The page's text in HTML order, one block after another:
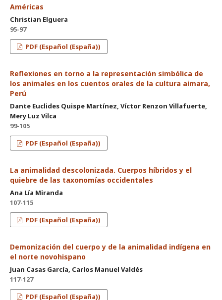
Américas
Christian Elguera
95-97
PDF (Español (España))
Reflexiones en torno a la representación simbólica de
los animales en los cuentos orales de la cultura aimara,
Perú
Dante Euclides Quispe Martínez, Víctor Renzon Villafuerte,
Mery Luz Vilca
99-105
PDF (Español (España))
La animalidad descolonizada. Cuerpos híbridos y el
quiebre de las taxonomías occidentales
Ana Lía Miranda
107-115
PDF (Español (España))
Demonización del cuerpo y de la animalidad indígena en
el norte novohispano
Juan Casas García, Carlos Manuel Valdés
117-127
PDF (Español (España))